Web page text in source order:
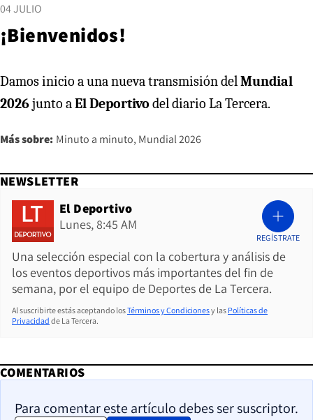
04 JULIO
¡Bienvenidos!
Damos inicio a una nueva transmisión delMundial
2026junto aEl Deportivo del diario La Tercera.
Más sobre: Minuto a minuto Mundial 2026
NEWSLETTER
El Deportivo
Lunes, 8:45 AM
Una selección especial con la cobertura y análisis de
los eventos deportivos más importantes del fin de
semana, por el equipo de Deportes de La Tercera.
REGÍSTRATE
Al suscribirte estás aceptando losTérminos y Condicionesy las Políticas de
Privacidad de La Tercera.
COMENTARIOS
Para comentar este artículo debes ser suscriptor.